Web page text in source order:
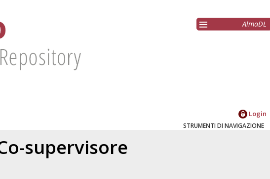
AlmaDL
Login
STRUMENTI DI NAVIGAZIONE
supervisore